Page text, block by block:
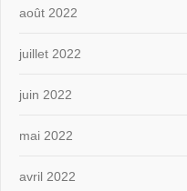
août 2022
juillet 2022
juin 2022
mai 2022
avril 2022